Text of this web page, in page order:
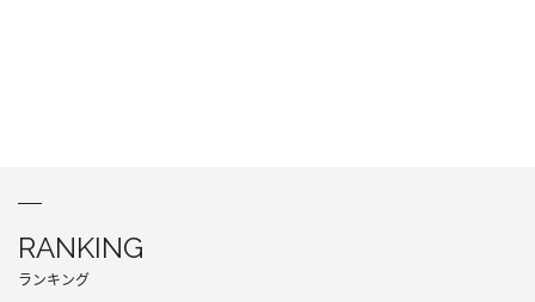
RANKING
ランキング